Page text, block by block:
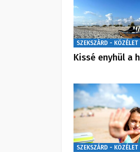
SZEKSZÁRD - KÖZÉLET
Kissé enyhül a
SZEKSZÁRD - KÖZÉLET